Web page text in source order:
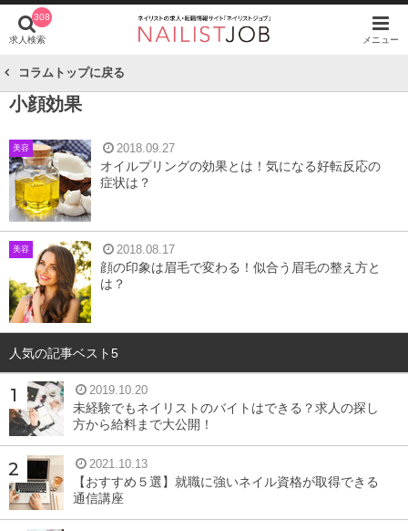
308
求人検索 メニュー
コラムトップに戻る
小顔効果
美容 2018.09.27
オイルプリングの効果とは！気になる好転反応の
症状は？
美容 2018.08.17
顔の印象は眉毛で変わる！似合う眉毛の整え方と
は？
人気の記事ベスト5
2019.10.20
未経験でもネイリストのバイトはできる？求人の探し
方から給料まで大公開！
2021.10.13
【おすすめ５選】就職に強いネイル資格が取得できる
通信講座